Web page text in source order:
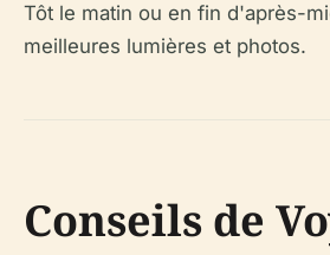
Tôt le matin ou en fin d'après-
meilleures lumières et photos.
Conseils de